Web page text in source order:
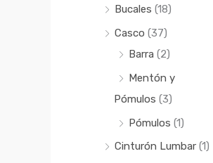
Bucales (18)
Casco (37)
Barra (2)
Mentón y
Pómulos (3)
Pómulos (1)
Cinturón Lumbar (1)